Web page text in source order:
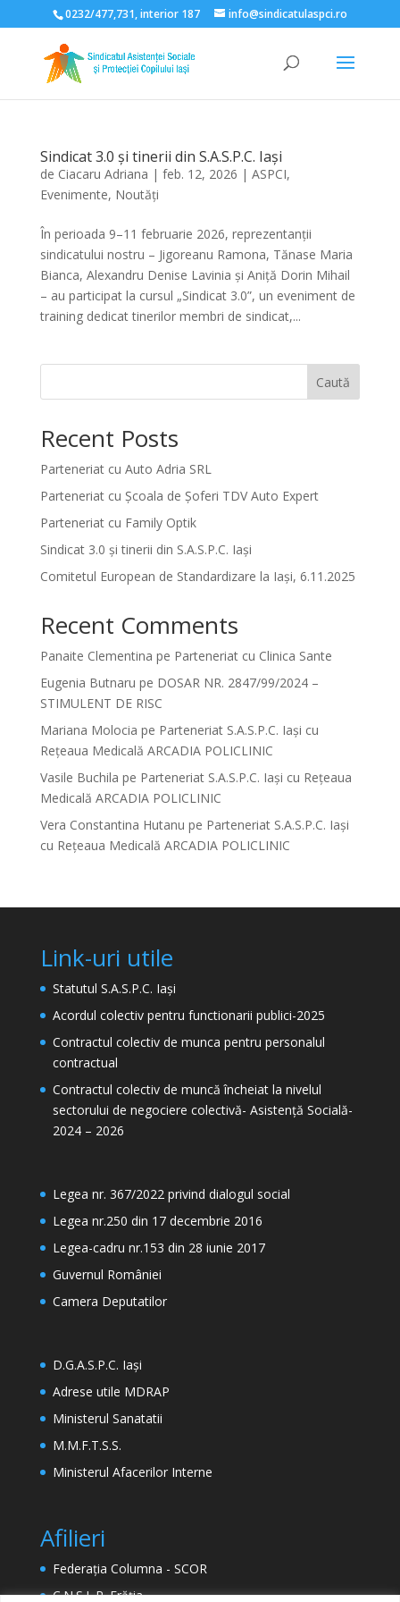
Deschide bara de unelte
0232/477,731, interior 187 info@sindicatulaspci.ro
Sindicat 3.0 și tinerii din S.A.S.P.C. Iași
de Ciacaru Adriana | feb. 12, 2026 | ASPCI,
Evenimente, Noutăți
În perioada 9–11 februarie 2026, reprezentanții
sindicatului nostru – Jigoreanu Ramona, Tănase Maria
Bianca, Alexandru Denise Lavinia și Aniță Dorin Mihail
– au participat la cursul „Sindicat 3.0”, un eveniment de
training dedicat tinerilor membri de sindicat,...
Caută
Recent Posts
Parteneriat cu Auto Adria SRL
Parteneriat cu Școala de Șoferi TDV Auto Expert
Parteneriat cu Family Optik
Sindicat 3.0 și tinerii din S.A.S.P.C. Iași
Comitetul European de Standardizare la Iași, 6.11.2025
Recent Comments
Panaite Clementina pe Parteneriat cu Clinica Sante
Eugenia Butnaru pe DOSAR NR. 2847/99/2024 –
STIMULENT DE RISC
Mariana Molocia pe Parteneriat S.A.S.P.C. Iași cu
Rețeaua Medicală ARCADIA POLICLINIC
Vasile Buchila pe Parteneriat S.A.S.P.C. Iași cu Rețeaua
Medicală ARCADIA POLICLINIC
Vera Constantina Hutanu pe Parteneriat S.A.S.P.C. Iași
cu Rețeaua Medicală ARCADIA POLICLINIC
Link-uri utile
Statutul S.A.S.P.C. Iași
Acordul colectiv pentru functionarii publici-2025
Contractul colectiv de munca pentru personalul
contractual
Contractul colectiv de muncă încheiat la nivelul
sectorului de negociere colectivă- Asistență Socială-
2024 – 2026
Legea nr. 367/2022 privind dialogul social
Legea nr.250 din 17 decembrie 2016
Legea-cadru nr.153 din 28 iunie 2017
Guvernul României
Camera Deputatilor
D.G.A.S.P.C. Iași
Adrese utile MDRAP
Ministerul Sanatatii
M.M.F.T.S.S.
Ministerul Afacerilor Interne
Afilieri
Federația Columna - SCOR
C.N.S.L.R. Frăția